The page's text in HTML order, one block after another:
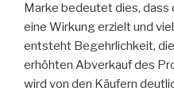
Marke bedeutet dies,
eine Wirkung erzielt und
entsteht Begehrlichkeit,
erhöhten Abverkauf des
wird von den Käufern